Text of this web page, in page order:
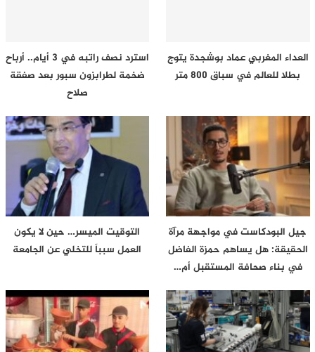
العداء المغربي عماد بوشجدة يتوج
بطلا للعالم في سباق 800 متر
استرد نصف راتبه في 3 أيام.. أرباح
ضخمة لطرابزون سبور بعد صفقة
صلاح
جيل البودكاست في مواجهة مرآة
الحقيقة: هل يساهم حمزة الفاضل
في بناء صحافة المستقبل أم…
التوقيت الميسر… حين لا يكون
العمل سبباً للتخلي عن الجامعة